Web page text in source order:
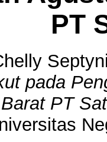
PT
pada
PT